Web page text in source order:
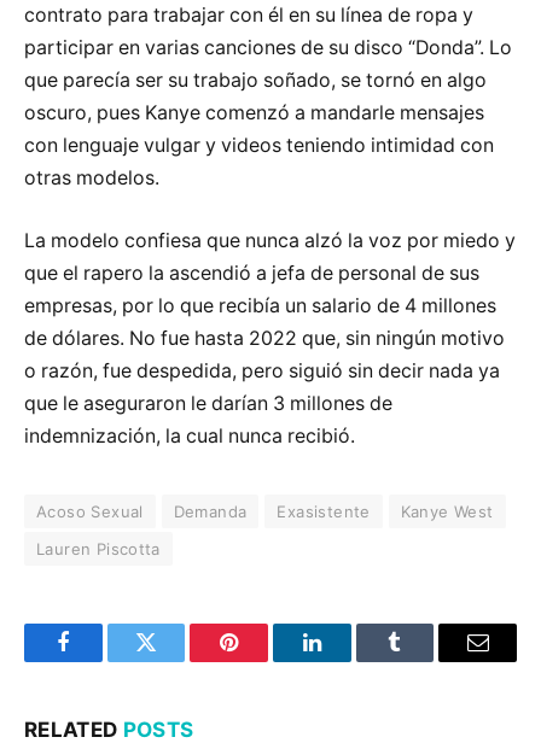
contrato para trabajar con él en su línea de ropa y
participar en varias canciones de su disco “Donda”. Lo
que parecía ser su trabajo soñado, se tornó en algo
oscuro, pues Kanye comenzó a mandarle mensajes
con lenguaje vulgar y videos teniendo intimidad con
otras modelos.
La modelo confiesa que nunca alzó la voz por miedo y
que el rapero la ascendió a jefa de personal de sus
empresas, por lo que recibía un salario de 4 millones
de dólares. No fue hasta 2022 que, sin ningún motivo
o razón, fue despedida, pero siguió sin decir nada ya
que le aseguraron le darían 3 millones de
indemnización, la cual nunca recibió.
Acoso Sexual Demanda Exasistente
Kanye West
Lauren Piscotta
FacebookTwitter Pinterest LinkedInTumblr Email
RELATED POSTS